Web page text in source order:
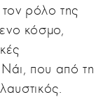
ρόλο της
κόσμο,
που από τη